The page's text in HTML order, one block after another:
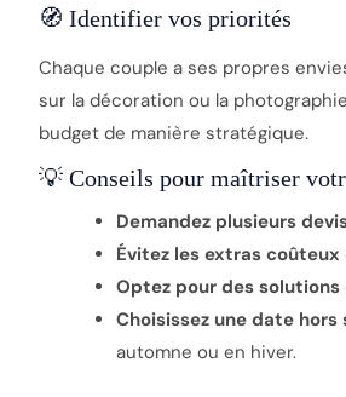
🧭 Identifier vos priorités
Chaque couple a ses propres
sur la décoration ou la
budget de manière stratégique.
💡 Conseils pour maîtriser
Demandez plusieurs
Évitez les extras coûteux
Optez pour des solutions
Choisissez une date hors
automne ou en hiver.